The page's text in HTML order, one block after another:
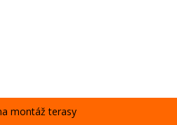
montáž terasy